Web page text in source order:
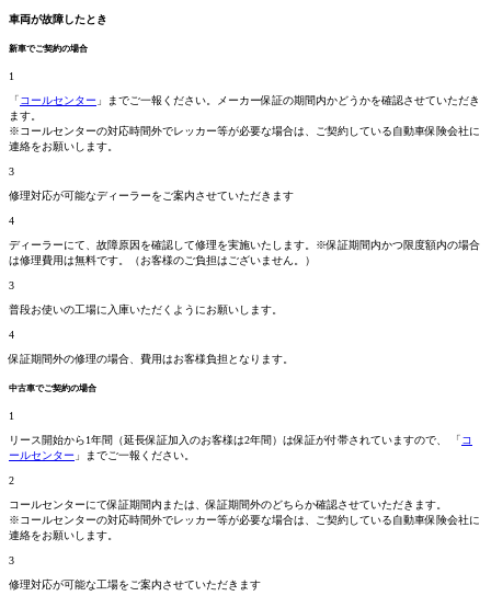
車両が故障したとき
新車でご契約の場合
1
「コールセンター 」までご一報ください。メーカー保証の期間内かどうかを確認させていただき
ます。
※コールセンターの対応時間外でレッカー等が必要な場合は、ご契約している自動車保険会社に
連絡をお願いします。
3
修理対応が可能なディーラーをご案内させていただきます
4
ディーラーにて、故障原因を確認して修理を実施いたします。 ※保証期間内かつ限度額内の場合
は修理費用は無料です。
（お客様のご負担はございません。）
3
普段お使いの工場に入庫いただくようにお願いします。
4
保証期間外の修理の場合、費用はお客様負担となります。
中古車でご契約の場合
1
リース開始から1年間（延長保証加入のお客様は2年間）は保証が付帯されていますので、 「コ
ールセンター 」までご一報ください。
2
コールセンターにて保証期間内 または、保証期間外のどちらか確認させていただきます。
※コールセンターの対応時間外でレッカー等が必要な場合は、ご契約している自動車保険会社に
連絡をお願いします。
3
修理対応が可能な工場をご案内させていただきます